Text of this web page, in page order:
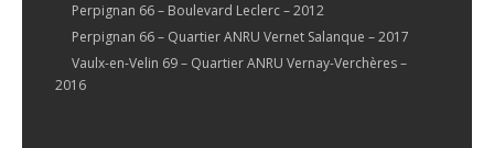
Perpignan 66 – Boulevard Leclerc – 2012
Perpignan 66 – Quartier ANRU Vernet Salanque – 2017
Vaulx-en-Velin 69 – Quartier ANRU Vernay-Verchères –
2016